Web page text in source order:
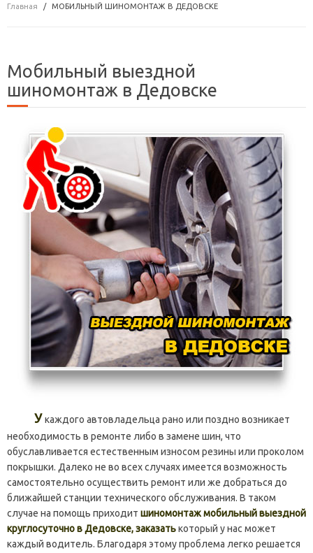
Главная МОБИЛЬНЫЙ ШИНОМОНТАЖ В ДЕДОВСКЕ
Мобильный выездной
шиномонтаж в Дедовске
У каждого автовладельца рано или поздно возникает
необходимость в ремонте либо в замене шин, что
обуславливается естественным износом резины или проколом
покрышки. Далеко не во всех случаях имеется возможность
самостоятельно осуществить ремонт или же добраться до
ближайшей станции технического обслуживания. В таком
случае на помощь приходит шиномонтаж мобильный выездной
круглосуточно в Дедовске, заказатькоторый у нас может
каждый водитель. Благодаря этому проблема легко решается